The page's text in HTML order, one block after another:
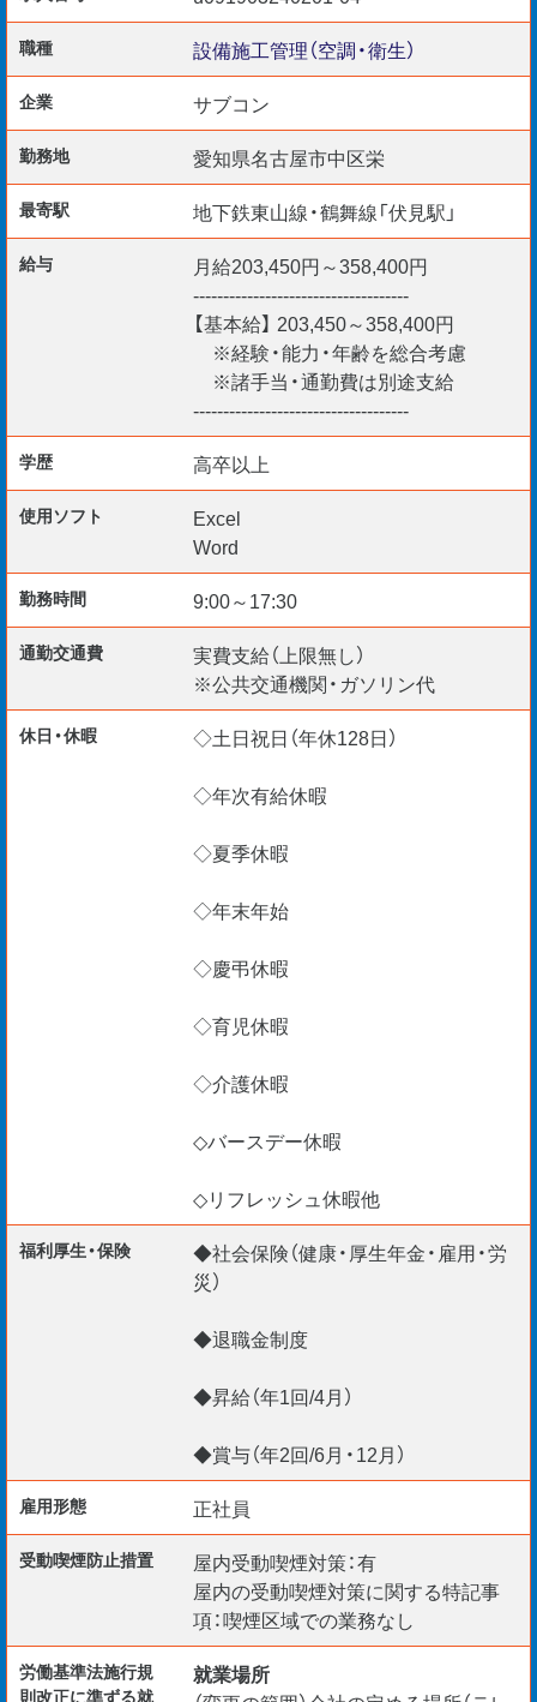
水道事業の衛生・給排水工事です。
有資格者は高待遇でお迎えしますヨ☆
《歓迎要件》
■普通自動車免許（AT限定可）
■現場監督の経験5年
■建築施工管理技士
■管工事施工管理技士
■給水装置工事主任技術者
■排水設備工事責任技術者
若手・中堅・シニアと幅広く活躍中です。
見えない場所で暮らしを支えませんか？
職種 設備施工管理（空調・衛生）
企業 サブコン
勤務地 愛知県名古屋市中区栄
最寄駅 地下鉄東山線・鶴舞線「伏見駅」
給与
月給203,450円～358,400円
------------------------------------
【基本給】 203,450～358,400円
※経験・能力・年齢を総合考慮
※諸手当・通勤費は別途支給
------------------------------------
学歴 高卒以上
使用ソフト
Excel
Word
勤務時間 9:00～17:30
通勤交通費
実費支給（上限無し）
※公共交通機関・ガソリン代
休日・休暇
◇土日祝日（年休128日）
◇年次有給休暇
◇夏季休暇
◇年末年始
◇慶弔休暇
◇育児休暇
◇介護休暇
◇バースデー休暇
◇リフレッシュ休暇他
福利厚生・保険
◆社会保険（健康・厚生年金・雇用・労
災）
◆退職金制度
◆昇給（年1回/4月）
◆賞与（年2回/6月・12月）
雇用形態 正社員
受動喫煙防⽌措置
屋内受動喫煙対策：有
屋内の受動喫煙対策に関する特記事
項：喫煙区域での業務なし
労働基準法施行規
則改正に準ずる就
就業場所